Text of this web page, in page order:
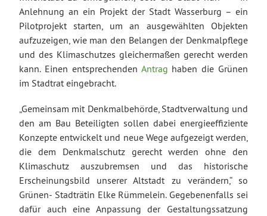
Anlehnung an ein Projekt der Stadt Wasserburg – ein
Pilotprojekt starten, um an ausgewählten Objekten
aufzuzeigen, wie man den Belangen der Denkmalpflege
und des Klimaschutzes gleichermaßen gerecht werden
kann. Einen entsprechenden Antrag haben die Grünen
im Stadtrat eingebracht.
„Gemeinsam mit Denkmalbehörde, Stadtverwaltung und
den am Bau Beteiligten sollen dabei energieeffiziente
Konzepte entwickelt und neue Wege aufgezeigt werden,
die dem Denkmalschutz gerecht werden ohne den
Klimaschutz auszubremsen und das historische
Erscheinungsbild unserer Altstadt zu verändern,“ so
Grünen- Stadträtin Elke Rümmelein. Gegebenenfalls sei
dafür auch eine Anpassung der Gestaltungssatzung